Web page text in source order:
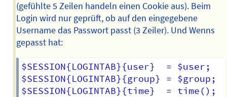
(gefühlte 5 Zeilen handeln einen Cookie aus). Beim
Login wird nur geprüft, ob auf den eingegebene
Username das Passwort passt (3 Zeiler). Und Wenns
gepasst hat:
$SESSION{LOGINTAB}{user}  = $user;
$SESSION{LOGINTAB}{group} = $group;
$SESSION{LOGINTAB}{time}  = time();